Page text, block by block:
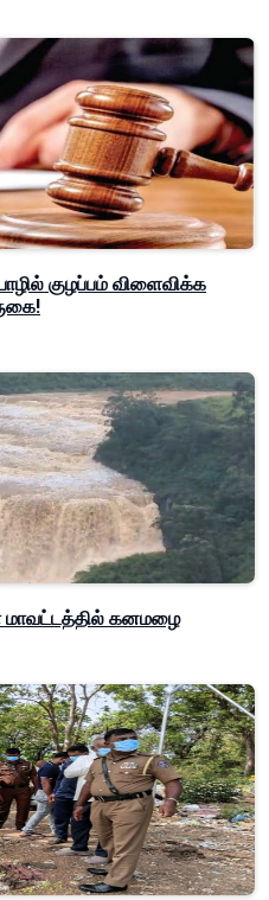
குழப்பம் விளைவிக்க
மாவட்டத்தில் கனமழை